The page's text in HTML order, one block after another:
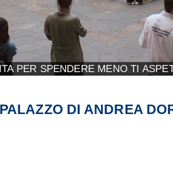
PER SPENDERE MENO TI
DI ANDREA